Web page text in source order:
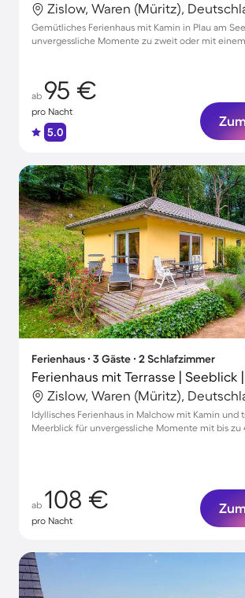
Zislow, Waren (Müritz),
Gemütliches Ferienhaus mit Kamin in Plau am
unvergessliche Momente zu zweit oder mit
ab 95 €
pro Nacht
5.0
Ferienhaus ∙ 3 Gäste ∙ 2 Schlafzimmer
Zislow, Waren (Müritz),
Idyllisches Ferienhaus in Malchow mit Kamin und
Meerblick für unvergessliche Momente mit bis zu
ab 108 €
pro Nacht